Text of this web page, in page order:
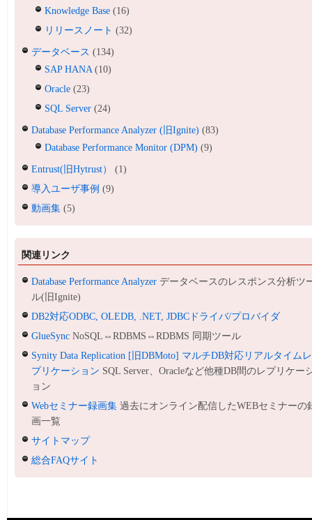
Knowledge Base (16)
リリースノート (32)
データベース (134)
SAP HANA (10)
Oracle (23)
SQL Server (24)
Database Performance Analyzer (旧Ignite) (83)
Database Performance Monitor (DPM) (9)
Entrust(旧Hytrust）
(1)
導入ユーザ事例 (9)
動画集 (5)
関連リンク
Database Performance Analyzer データベースのレスポンス分析ツ
ル(旧Ignite)
DB2対応ODBC, OLEDB, .NET, JDBCドライバ/プロバイダ
GlueSync NoSQL⇔RDBMS⇔RDBMS 同期ツール
Synity Data Replication [旧DBMoto] マルチDB対応リアルタイムレ
プリケーション SQL Server、Oracleなど他種DB間のレプリケー
ョン
Webセミナー録画集 過去にオンライン配信したWEBセミナーの
画一覧
サイトマップ
総合FAQサイト